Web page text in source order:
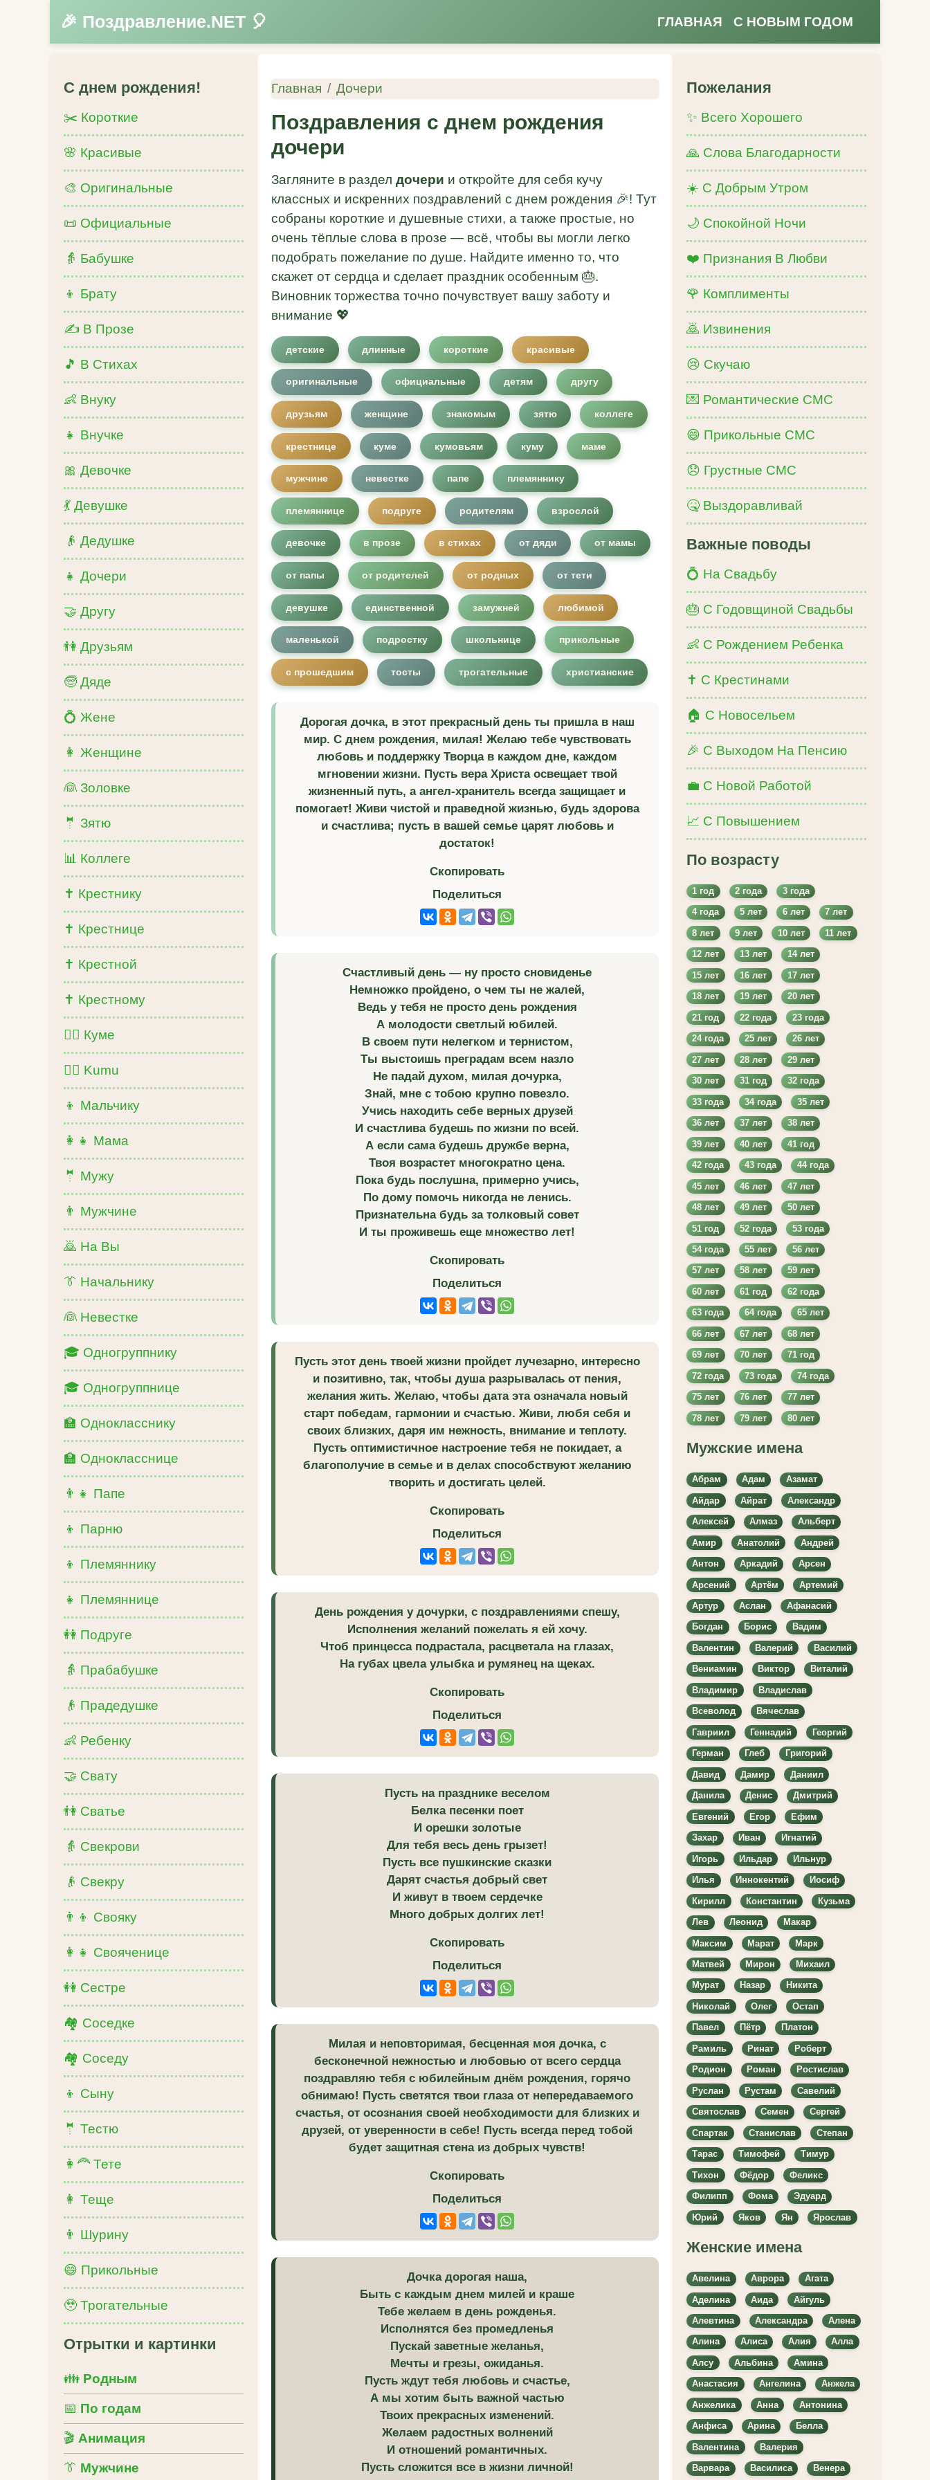
🎉 Поздравление.NET 🎈 ГЛАВНАЯ С НОВЫМ ГОДОМ
Главная Дочери
Поздравления с днем рождения
дочери
Загляните в раздел дочери и откройте для себя кучу
классных и искренних поздравлений с днем рождения 🎉! Тут
собраны короткие и душевные стихи, а также простые, но
очень тёплые слова в прозе — всё, чтобы вы могли легко
подобрать пожелание по душе. Найдите именно то, что
скажет от сердца и сделает праздник особенным 🎂.
Виновник торжества точно почувствует вашу заботу и
внимание 💖
детские длинные короткие красивые
оригинальные официальные детям другу
друзьям женщине знакомым зятю коллеге
крестнице куме кумовьям куму маме
мужчине невестке папе племяннику
племяннице подруге родителям взрослой
девочке в прозе в стихах от дяди от мамы
от папы от родителей от родных от тети
девушке единственной замужней любимой
маленькой подростку школьнице прикольные
с прошедшим тосты трогательные христианские
Дорогая дочка, в этот прекрасный день ты пришла в наш
мир. С днем рождения, милая! Желаю тебе чувствовать
любовь и поддержку Творца в каждом дне, каждом
мгновении жизни. Пусть вера Христа освещает твой
жизненный путь, а ангел-хранитель всегда защищает и
помогает! Живи чистой и праведной жизнью, будь здорова
и счастлива; пусть в вашей семье царят любовь и
достаток!
Скопировать
Поделиться
Счастливый день — ну просто сновиденье
Немножко пройдено, о чем ты не жалей,
Ведь у тебя не просто день рождения
А молодости светлый юбилей.
В своем пути нелегком и тернистом,
Ты выстоишь преградам всем назло
Не падай духом, милая дочурка,
Знай, мне с тобою крупно повезло.
Учись находить себе верных друзей
И счастлива будешь по жизни по всей.
А если сама будешь дружбе верна,
Твоя возрастет многократно цена.
Пока будь послушна, примерно учись,
По дому помочь никогда не ленись.
Признательна будь за толковый совет
И ты проживешь еще множество лет!
Скопировать
Поделиться
Пусть этот день твоей жизни пройдет лучезарно, интересно
и позитивно, так, чтобы душа разрывалась от пения,
желания жить. Желаю, чтобы дата эта означала новый
старт победам, гармонии и счастью. Живи, любя себя и
своих близких, даря им нежность, внимание и теплоту.
Пусть оптимистичное настроение тебя не покидает, а
благополучие в семье и в делах способствуют желанию
творить и достигать целей.
Скопировать
Поделиться
День рождения у дочурки, с поздравлениями спешу,
Исполнения желаний пожелать я ей хочу.
Чтоб принцесса подрастала, расцветала на глазах,
На губах цвела улыбка и румянец на щеках.
Скопировать
Поделиться
Пусть на празднике веселом
Белка песенки поет
И орешки золотые
Для тебя весь день грызет!
Пусть все пушкинские сказки
Дарят счастья добрый свет
И живут в твоем сердечке
Много добрых долгих лет!
Скопировать
Поделиться
Милая и неповторимая, бесценная моя дочка, с
бесконечной нежностью и любовью от всего сердца
поздравляю тебя с юбилейным днём рождения, горячо
обнимаю! Пусть светятся твои глаза от непередаваемого
счастья, от осознания своей необходимости для близких и
друзей, от уверенности в себе! Пусть всегда перед тобой
будет защитная стена из добрых чувств!
Скопировать
Поделиться
Дочка дорогая наша,
Быть с каждым днем милей и краше
Тебе желаем в день рожденья.
Исполнятся без промедленья
Пускай заветные желанья,
Мечты и грезы, ожиданья.
Пусть ждут тебя любовь и счастье,
А мы хотим быть важной частью
Твоих прекрасных изменений.
Желаем радостных волнений
И отношений романтичных.
Пусть сложится все в жизни личной!
Пожелания
✨ Всего Хорошего
🙏 Слова Благодарности
☀️ С Добрым Утром
🌙 Спокойной Ночи
❤️ Признания В Любви
🌹 Комплименты
🙇 Извинения
😢 Скучаю
💌 Романтические СМС
😄 Прикольные СМС
😞 Грустные СМС
🤒 Выздоравливай
Важные поводы
💍 На Свадьбу
🎂 С Годовщиной Свадьбы
👶 С Рождением Ребенка
✝️ С Крестинами
🏠 С Новосельем
🎉 С Выходом На Пенсию
💼 С Новой Работой
📈 С Повышением
По возрасту
1 год 2 года 3 года
4 года 5 лет 6 лет 7 лет
8 лет 9 лет 10 лет 11 лет
12 лет 13 лет 14 лет
15 лет 16 лет 17 лет
18 лет 19 лет 20 лет
21 год 22 года 23 года
24 года 25 лет 26 лет
27 лет 28 лет 29 лет
30 лет 31 год 32 года
33 года 34 года 35 лет
36 лет 37 лет 38 лет
39 лет 40 лет 41 год
42 года 43 года 44 года
45 лет 46 лет 47 лет
48 лет 49 лет 50 лет
51 год 52 года 53 года
54 года 55 лет 56 лет
57 лет 58 лет 59 лет
60 лет 61 год 62 года
63 года 64 года 65 лет
66 лет 67 лет 68 лет
69 лет 70 лет 71 год
72 года 73 года 74 года
75 лет 76 лет 77 лет
78 лет 79 лет 80 лет
Мужские имена
Абрам Адам Азамат
Айдар Айрат Александр
Алексей Алмаз Альберт
Амир Анатолий Андрей
Антон Аркадий Арсен
Арсений Артём Артемий
Артур Аслан Афанасий
Богдан Борис Вадим
Валентин Валерий Василий
Вениамин Виктор Виталий
Владимир Владислав
Всеволод Вячеслав
Гавриил Геннадий Георгий
Герман Глеб Григорий
Давид Дамир Даниил
Данила Денис Дмитрий
Евгений Егор Ефим
Захар Иван Игнатий
Игорь Ильдар Ильнур
Илья Иннокентий Иосиф
Кирилл Константин Кузьма
Лев Леонид Макар
Максим Марат Марк
Матвей Мирон Михаил
Мурат Назар Никита
Николай Олег Остап
Павел Пётр Платон
Рамиль Ринат Роберт
Родион Роман Ростислав
Руслан Рустам Савелий
Святослав Семен Сергей
Спартак Станислав Степан
Тарас Тимофей Тимур
Тихон Фёдор Феликс
Филипп Фома Эдуард
Юрий Яков Ян Ярослав
Женские имена
Авелина Аврора Агата
Аделина Аида Айгуль
Алевтина Александра Алена
Алина Алиса Алия Алла
Алсу Альбина Амина
Анастасия Ангелина Анжела
Анжелика Анна Антонина
Анфиса Арина Белла
Валентина Валерия
Варвара Василиса Венера
С днем рождения!
✂️ Короткие
🌸 Красивые
🎨 Оригинальные
📜 Официальные
👵 Бабушке
👦 Брату
✍️ В Прозе
🎵 В Стихах
👶 Внуку
👧 Внучке
🎀 Девочке
💃 Девушке
👴 Дедушке
👧 Дочери
🤝 Другу
👫 Друзьям
🧓 Дяде
💍 Жене
👩 Женщине
👰 Золовке
🤵 Зятю
📊 Коллеге
✝️ Крестнику
✝️ Крестнице
✝️ Крестной
✝️ Крестному
👩‍⚖️ Куме
👨‍⚖️ Kumu
👦 Мальчику
👩‍👧 Мама
🤵 Мужу
👨 Мужчине
🙇 На Вы
👔 Начальнику
👰 Невестке
🎓 Одногруппнику
🎓 Одногруппнице
🏫 Однокласснику
🏫 Однокласснице
👨‍👧 Папе
👦 Парню
👦 Племяннику
👧 Племяннице
👭 Подруге
👵 Прабабушке
👴 Прадедушке
👶 Ребенку
🤝 Свату
👫 Сватье
👵 Свекрови
👴 Свекру
👨‍👦 Свояку
👩‍👧 Свояченице
👭 Сестре
🏘️ Соседке
🏘️ Соседу
👦 Сыну
🤵 Тестю
👩‍🦰 Тете
👩 Тещe
👨 Шурину
😄 Прикольные
🥹 Трогательные
Отрытки и картинки
👪 Родным
📅 По годам
🎬 Анимация
👔 Мужчине